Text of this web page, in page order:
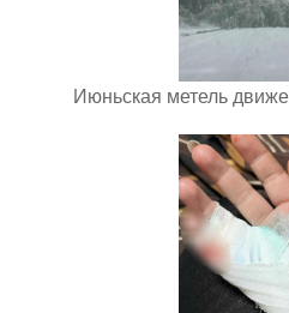
Июньская метель